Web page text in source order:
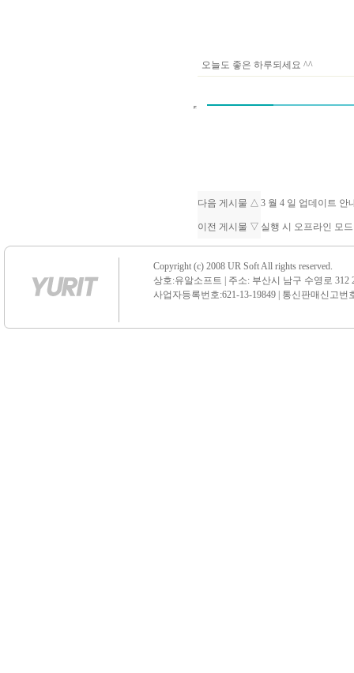
오늘도 좋은 하루되세요 ^^
다음 게시물 △ 3 월 4 일 업데이트 안
이전 게시물 ▽ 실행 시 오프라인 모
Copyright (c) 2008 UR Soft All rights reserved.
상호:유알소프트 | 주소: 부산시 남구 수영로 312
사업자등록번호:621-13-19849 | 통신판매신고번